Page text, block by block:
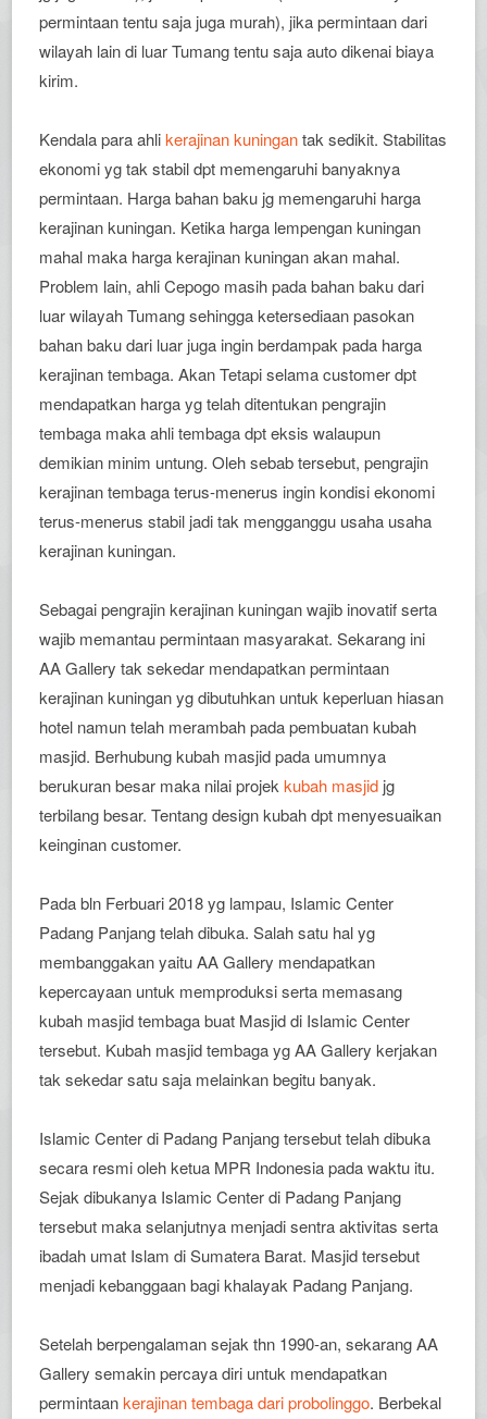
permintaan tentu saja juga murah), jika permintaan dari
wilayah lain di luar Tumang tentu saja auto dikenai biaya
kirim.
Kendala para ahlikerajinan kuningantak sedikit. Stabilitas
ekonomi yg tak stabil dpt memengaruhi banyaknya
permintaan. Harga bahan baku jg memengaruhi harga
kerajinan kuningan. Ketika harga lempengan kuningan
mahal maka harga kerajinan kuningan akan mahal.
Problem lain, ahli Cepogo masih pada bahan baku dari
luar wilayah Tumang sehingga ketersediaan pasokan
bahan baku dari luar juga ingin berdampak pada harga
kerajinan tembaga. Akan Tetapi selama customer dpt
mendapatkan harga yg telah ditentukan pengrajin
tembaga maka ahli tembaga dpt eksis walaupun
demikian minim untung. Oleh sebab tersebut, pengrajin
kerajinan tembaga terus-menerus ingin kondisi ekonomi
terus-menerus stabil jadi tak mengganggu usaha usaha
kerajinan kuningan.
Sebagai pengrajin kerajinan kuningan wajib inovatif serta
wajib memantau permintaan masyarakat. Sekarang ini
AA Gallery tak sekedar mendapatkan permintaan
kerajinan kuningan yg dibutuhkan untuk keperluan hiasan
hotel namun telah merambah pada pembuatan kubah
masjid. Berhubung kubah masjid pada umumnya
berukuran besar maka nilai projekkubah masjid jg
terbilang besar. Tentang design kubah dpt menyesuaikan
keinginan customer.
Pada bln Ferbuari 2018 yg lampau, Islamic Center
Padang Panjang telah dibuka. Salah satu hal yg
membanggakan yaitu AA Gallery mendapatkan
kepercayaan untuk memproduksi serta memasang
kubah masjid tembaga buat Masjid di Islamic Center
tersebut. Kubah masjid tembaga yg AA Gallery kerjakan
tak sekedar satu saja melainkan begitu banyak.
Islamic Center di Padang Panjang tersebut telah dibuka
secara resmi oleh ketua MPR Indonesia pada waktu itu.
Sejak dibukanya Islamic Center di Padang Panjang
tersebut maka selanjutnya menjadi sentra aktivitas serta
ibadah umat Islam di Sumatera Barat. Masjid tersebut
menjadi kebanggaan bagi khalayak Padang Panjang.
Setelah berpengalaman sejak thn 1990-an, sekarang AA
Gallery semakin percaya diri untuk mendapatkan
permintaankerajinan tembaga dari probolinggo. Berbekal